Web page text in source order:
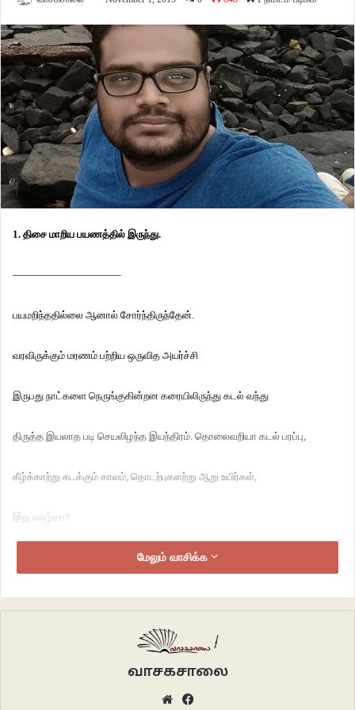
1. திசை மாறிய பயணத்தில் இருந்து.
——————————–
பயமறிந்ததில்லை ஆனால் சோர்ந்திருந்தேன்.
வரவிருக்கும் மரணம் பற்றிய ஒருவித அயர்ச்சி
இருபது நாட்களை நெருங்குகின்றன கரையிலிருந்து கடல் வந்து
திருத்த இயலாத படி செயலிழந்த இயந்திரம். தொலைவறியா கடல் பரப்பு,
கீழ்க்காற்று கடக்கும் காலம், தொடற்புகளற்று ஆறு உயிர்கள்,
இது வாழ்வா?
இறந்த ஒருவனின் பிரேதத்துடன் ஒரு வாரம் படகில் தான்
துர்நாற்றமெடுத்ததும் நம்பிக்கையிழந்து ஒருவன் அஞ்சுகிறான்.
எதுவாயினும் சரியென சவத்தை கடலுக்குள் உட்தள்ளினோம்
மேலும் வாசிக்க
வாசகசாலை
Website